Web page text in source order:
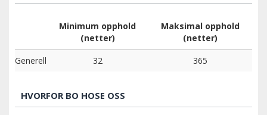
Minimum opphold
(netter)
Maksimal opphold
(netter)
Generell
32 365
HVORFOR BO HOSE OSS